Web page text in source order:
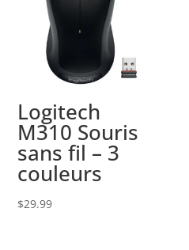
Logitech
M310 Souris
sans fil – 3
couleurs
$29.99